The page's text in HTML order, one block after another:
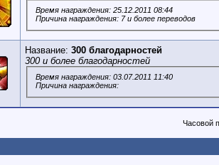
Время награждения: 25.12.2011 08:44
Причина награждения: 7 и более переводов
Название: 300 благодарностей
300 и более благодарностей
Время награждения: 03.07.2011 11:40
Причина награждения:
Часовой